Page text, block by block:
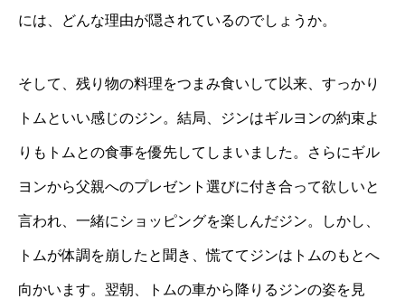
には、どんな理由が隠されているのでしょうか。
そして、残り物の料理をつまみ食いして以来、すっかり
トムといい感じのジン。結局、ジンはギルヨンの約束よ
りもトムとの食事を優先してしまいました。さらにギル
ヨンから父親へのプレゼント選びに付き合って欲しいと
言われ、一緒にショッピングを楽しんだジン。しかし、
トムが体調を崩したと聞き、慌ててジンはトムのもとへ
向かいます。翌朝、トムの車から降りるジンの姿を見